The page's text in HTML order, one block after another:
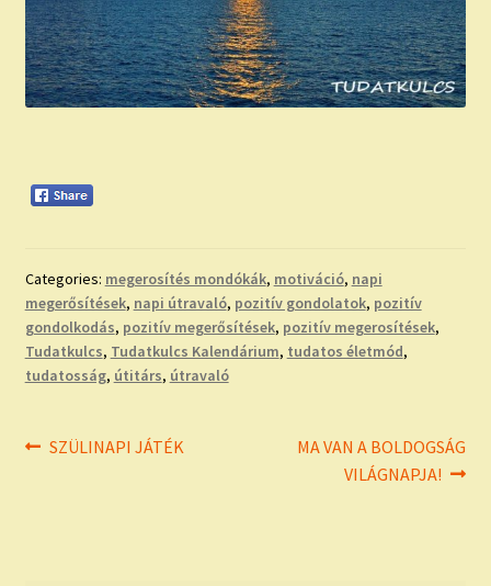
Categories: megerosítés mondókák, motiváció, napi
megerősítések, napi útravaló, pozitív gondolatok, pozitív
gondolkodás, pozitív megerősítések, pozitív megerosítések,
Tudatkulcs, Tudatkulcs Kalendárium, tudatos életmód,
tudatosság, útitárs, útravaló
Bejegyzés
Previous
SZÜLINAPI JÁTÉK
Next
MA VAN A BOLDOGSÁG
VILÁGNAPJA!